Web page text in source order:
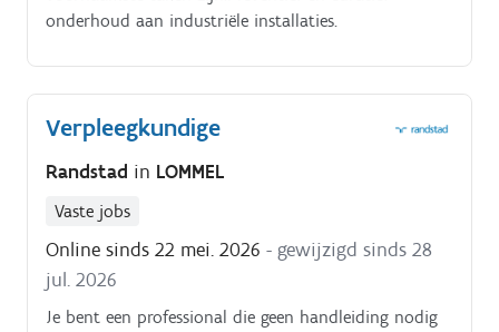
onderhoud aan industriële installaties.
Verpleegkundige
Randstad in LOMMEL
Vaste jobs
Online sinds 22 mei. 2026 - gewijzigd sinds 28
jul. 2026
Je bent een professional die geen handleiding nodig